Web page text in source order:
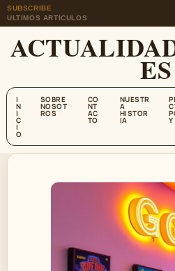
SUBSCRIBE
ULTIMOS ARTICULOS
ES
I
N
I
C
I
O
SOBRE
NOSOT
ROS
CO
NT
AC
TO
NUESTR
A
HISTOR
IA Y